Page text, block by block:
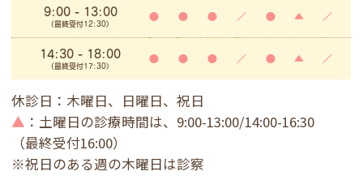
9:00- 13:00
(最終受付12:30)
● ● ● ／ ● ▲ ／
14:30 - 18:00
(最終受付17:30)
● ● ● ／ ● ▲ ／
休診日：木曜日、日曜日、祝日
▲ ：土曜日の診療時間は、9:00-13:00/14:00-16:30
（最終受付16:00）
※祝日のある週の木曜日は診察